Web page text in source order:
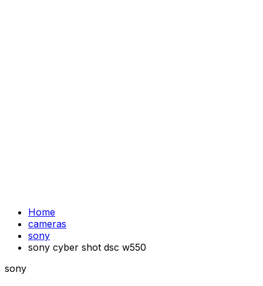
Home
cameras
sony
sony cyber shot dsc w550
sony